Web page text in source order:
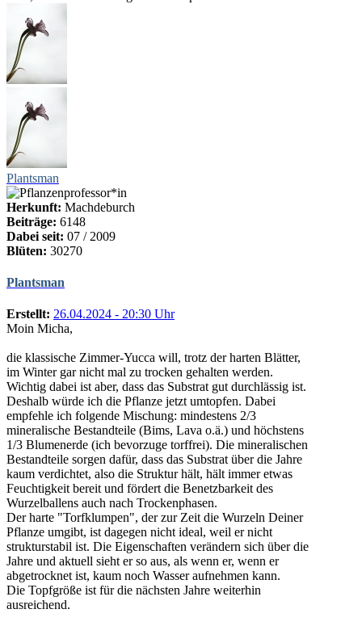
Plantsman
Herkunft: Machdeburch
Beiträge: 6148
Dabei seit: 07 / 2009
Blüten: 30270
Plantsman
Erstellt: 26.04.2024 - 20:30 Uhr
Moin Micha,
die klassische Zimmer-Yucca will, trotz der harten Blätter,
im Winter gar nicht mal zu trocken gehalten werden.
Wichtig dabei ist aber, dass das Substrat gut durchlässig ist.
Deshalb würde ich die Pflanze jetzt umtopfen. Dabei
empfehle ich folgende Mischung: mindestens 2/3
mineralische Bestandteile (Bims, Lava o.ä.) und höchstens
1/3 Blumenerde (ich bevorzuge torffrei). Die mineralischen
Bestandteile sorgen dafür, dass das Substrat über die Jahre
kaum verdichtet, also die Struktur hält, hält immer etwas
Feuchtigkeit bereit und fördert die Benetzbarkeit des
Wurzelballens auch nach Trockenphasen.
Der harte "Torfklumpen", der zur Zeit die Wurzeln Deiner
Pflanze umgibt, ist dagegen nicht ideal, weil er nicht
strukturstabil ist. Die Eigenschaften verändern sich über die
Jahre und aktuell sieht er so aus, als wenn er, wenn er
abgetrocknet ist, kaum noch Wasser aufnehmen kann.
Die Topfgröße ist für die nächsten Jahre weiterhin
ausreichend.